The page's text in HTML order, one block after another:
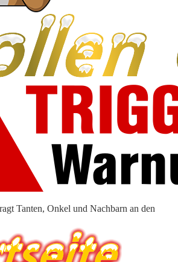
Tanten, Onkel und Nachbarn an den